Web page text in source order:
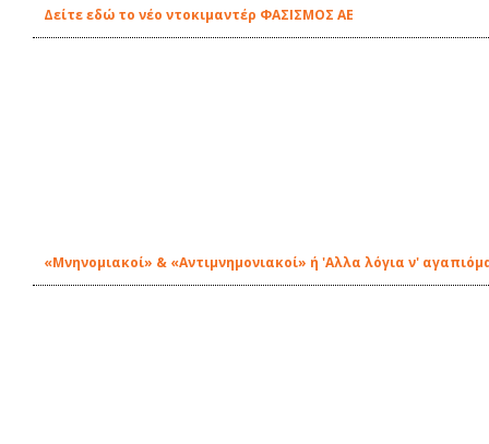
Δείτε εδώ το νέο ντοκιμαντέρ ΦΑΣΙΣΜΟΣ ΑΕ
«Μνηνομιακοί» & «Αντιμνημονιακοί» ή 'Αλλα λόγια ν'